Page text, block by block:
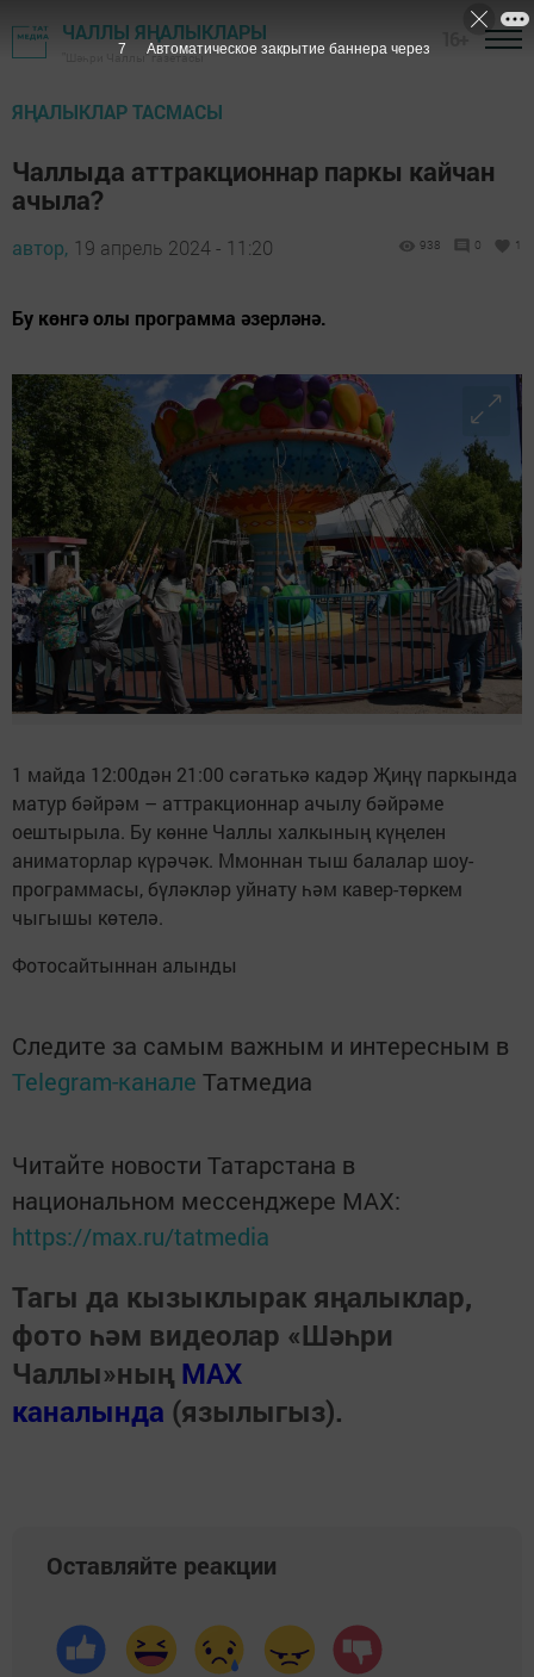
ЧАЛЛЫ ЯҢАЛЫКЛАРЫ
"Шәһри Чаллы" газетасы
ЯҢАЛЫКЛАР ТАСМАСЫ
Чаллыда аттракционнар паркы кайчан
ачыла?
автор, 19 апрель 2024 - 11:20 938 0 1
Бу көнгә олы программа әзерләнә.
1 майда 12:00дән 21:00 сәгатькә кадәр Җиңү паркында
матур бәйрәм – аттракционнар ачылу бәйрәме
оештырыла. Бу көнне Чаллы халкының күңелен
аниматорлар күрәчәк. Ммоннан тыш балалар шоу-
программасы, бүләкләр уйнату һәм кавер-төркем
чыгышы көтелә.
Фотосайтыннан алынды
Следите за самым важным и интересным в
Telegram-канале Татмедиа
Читайте новости Татарстана в
национальном мессенджере MАХ:
https://max.ru/tatmedia
Тагы да кызыклырак яңалыклар,
фото һәм видеолар «Шәһри
Чаллы»ның MAX
каналында (язылыгыз).
Оставляйте реакции
6 Автоматическое закрытие баннера через